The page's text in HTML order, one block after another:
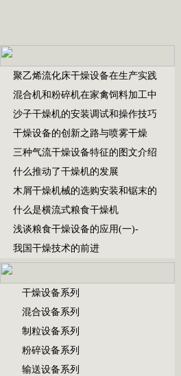
聚乙烯流化床干燥设备在生产实践
混合机和粉碎机在家禽饲料加工中
沙子干燥机的安装调试和操作技巧
干燥设备的创新之路与喷雾干燥
三种气流干燥设备特征的图文介绍
什么推动了干燥机的发展
木屑干燥机械的选购安装和锯末的
什么是横流式粮食干燥机
浅谈粮食干燥设备的应用(一)-
我国干燥技术的前进
干燥设备系列
混合设备系列
制粒设备系列
粉碎设备系列
输送设备系列